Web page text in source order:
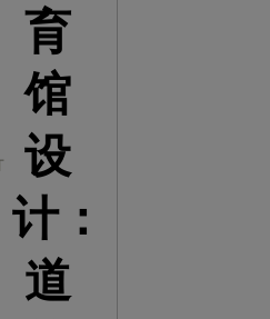
功中标公主岭市科技馆新馆项目
标中国科学技术馆2022年中国流动科技馆
标洛阳市科学技术馆展品采购项目
标方城县科技馆展厅升级项目
标濮阳县科技馆公共安全体验馆项目
团中标广西大学海洋科教馆项目
团中标淮师附小科技长廊展项目
团中标洪泽湖治理保护展示馆项目
育
馆
设
计：
道